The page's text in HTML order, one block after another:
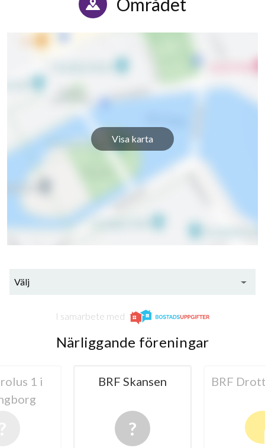
Visa karta
Välj
I samarbete med
Närliggande föreningar
BRF Drottningsund
B
BRF